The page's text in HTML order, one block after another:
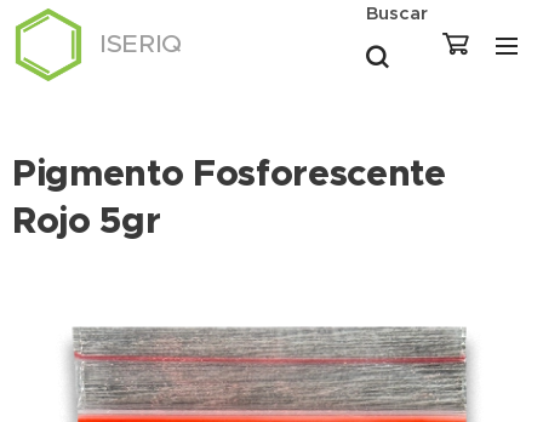
ISERIQ
Buscar
Pigmento Fosforescente
Rojo 5gr